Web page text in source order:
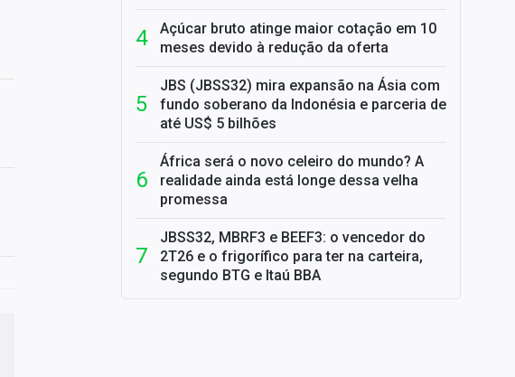
Açúcar bruto atinge maior cotação em 10
meses devido à redução da oferta
JBS (JBSS32) mira expansão na Ásia com
fundo soberano da Indonésia e parceria de
até US$ 5 bilhões
África será o novo celeiro do mundo? A
realidade ainda está longe dessa velha
promessa
JBSS32, MBRF3 e BEEF3: o vencedor do
2T26 e o frigorífico para ter na carteira,
segundo BTG e Itaú BBA